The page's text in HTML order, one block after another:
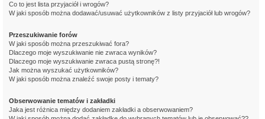
Co to jest lista przyjaciół i wrogów?
W jaki sposób można dodawać/usuwać użytkowników z listy przyjaciół lub wrogów?
Przeszukiwanie forów
W jaki sposób można przeszukiwać fora?
Dlaczego moje wyszukiwanie nie zwraca wyników?
Dlaczego moje wyszukiwanie zwraca pustą stronę?!
Jak można wyszukać użytkowników?
W jaki sposób można znaleźć swoje posty i tematy?
Obserwowanie tematów i zakładki
Jaka jest różnica między dodaniem zakładki a obserwowaniem?